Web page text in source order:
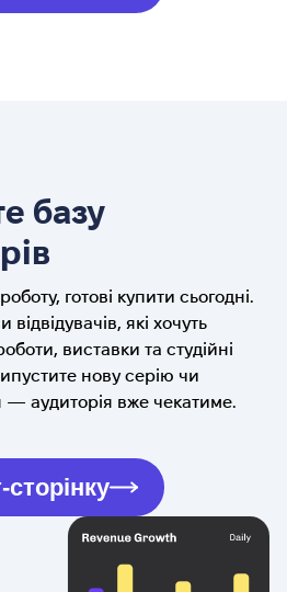
базу
готові купити сьогодні.
які хочуть
виставки та студійні
нову серію чи
— аудиторія вже чекатиме.